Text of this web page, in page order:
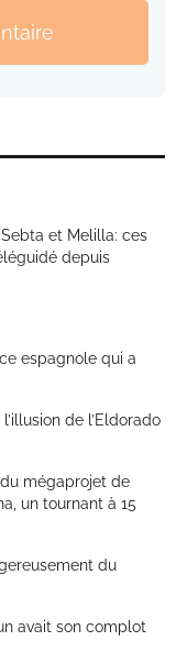
et Melilla: ces
depuis
espagnole qui a
de l’Eldorado
mégaprojet de
un tournant à 15
du
avait son complot